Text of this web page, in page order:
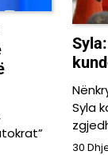
Syla
30